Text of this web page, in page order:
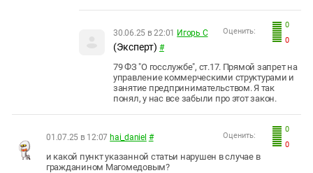
0
0
Оценить:
30.06.25 в 22:01 Игорь С
(Эксперт) #
79 ФЗ "О госслужбе", ст.17. Прямой запрет на
управление коммерческими структурами и
занятие предпринимательством. Я так
понял, у нас все забыли про этот закон.
0
0
Оценить:
01.07.25 в 12:07 hai_daniel #
и какой пункт указанной статьи нарушен в случае в
гражданином Магомедовым?